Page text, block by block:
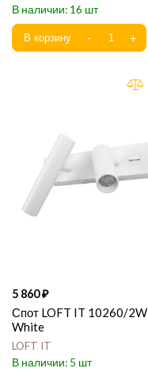
16
5 860
Спот LOFT IT 10260/2W
White
LOFT IT
5